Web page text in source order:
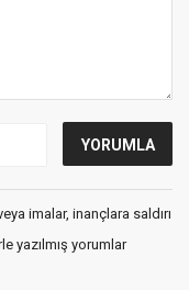
imalar, inançlara saldırı
yazılmış yorumlar